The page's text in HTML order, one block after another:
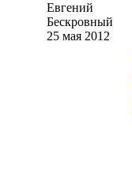
Евгений
Бескровный
25 мая 2012